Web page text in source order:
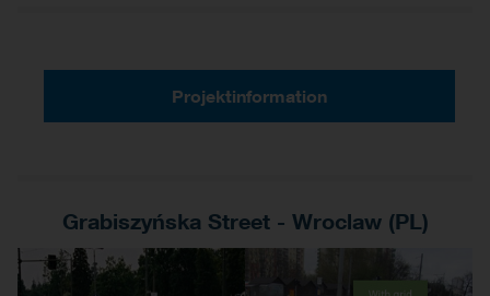
Projektinformation
Grabiszyńska Street - Wroclaw (PL)